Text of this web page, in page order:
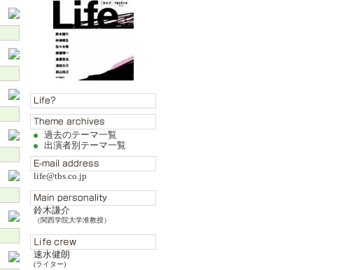
過去のテーマ一覧
出演者別テーマ一覧
life@tbs.co.jp
鈴木謙介
（関西学院大学准教授）
速水健朗
(ライター)